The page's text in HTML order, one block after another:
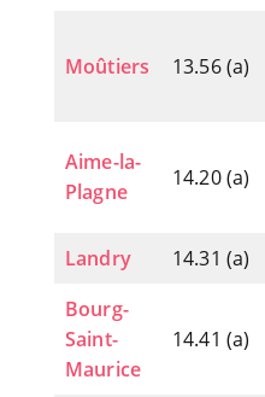
Moûtiers 13.56 (a)
Aime-la-
Plagne
14.20 (a)
Landry 14.31 (a)
Bourg-
Saint-
Maurice
14.41 (a)